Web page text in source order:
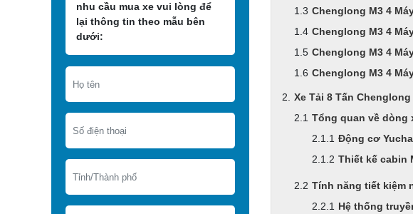
nhu cầu mua xe vui lòng để
lại thông tin theo mẫu bên
dưới:
Chenglong M3 4
Chenglong M3 4
Chenglong M3 4
Chenglong M3 4
Xe Tải 8 Tấn
Tổng quan về dòng
Động cơ
Thiết kế cabin
Tính năng tiết kiệm
Hệ thống